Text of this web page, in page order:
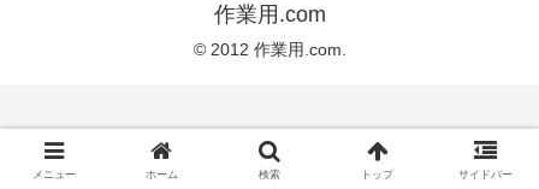
作業用.com
© 2012 作業用.com.
メニュー ホーム 検索 トップ サイドバー